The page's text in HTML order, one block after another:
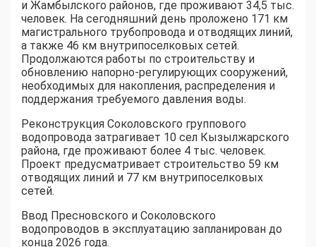
и Жамбылского районов, где проживают 34,5 тыс.
человек. На сегодняшний день проложено 171 км
магистрального трубопровода и отводящих линий,
а также 46 км внутрипоселковых сетей.
Продолжаются работы по строительству и
обновлению напорно-регулирующих сооружений,
необходимых для накопления, распределения и
поддержания требуемого давления воды.
Реконструкция Соколовского группового
водопровода затрагивает 10 сел Кызылжарского
района, где проживают более 4 тыс. человек.
Проект предусматривает строительство 59 км
отводящих линий и 77 км внутрипоселковых
сетей.
Ввод Пресновского и Соколовского
водопроводов в эксплуатацию запланирован до
конца 2026 года.